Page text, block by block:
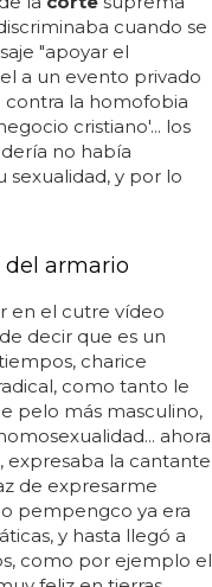
cuando se
"apoyar el
a un evento privado
la homofobia
cristiano'... los
no había
sexualidad, y por lo
del armario
en el cutre vídeo
decir que es un
charice
como tanto le
pelo más masculino,
ahora
expresaba la cantante
de expresarme
pempengco ya era
y hasta llegó a
como por ejemplo el